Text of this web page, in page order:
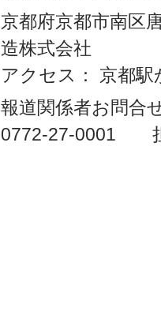
京都府京都市南区
造株式会社
アクセス： 京都
報道関係者お問
0772-27-0001